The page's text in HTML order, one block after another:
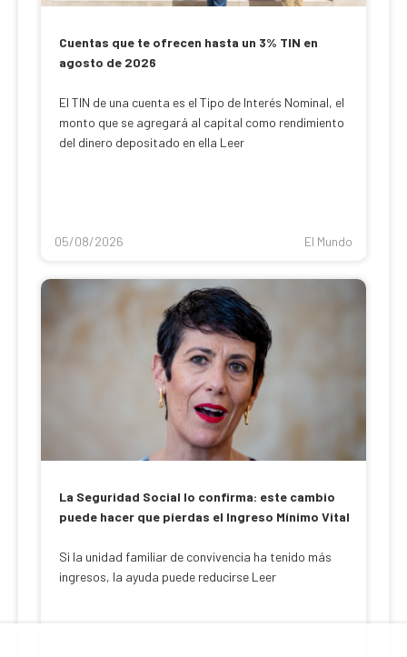
Cuentas que te ofrecen hasta un 3% TIN en
agosto de 2026
El TIN de una cuenta es el Tipo de Interés Nominal, el
monto que se agregará al capital como rendimiento
del dinero depositado en ella Leer
05/08/2026 El Mundo
La Seguridad Social lo confirma: este cambio
puede hacer que pierdas el Ingreso Mínimo Vital
Si la unidad familiar de convivencia ha tenido más
ingresos, la ayuda puede reducirse Leer